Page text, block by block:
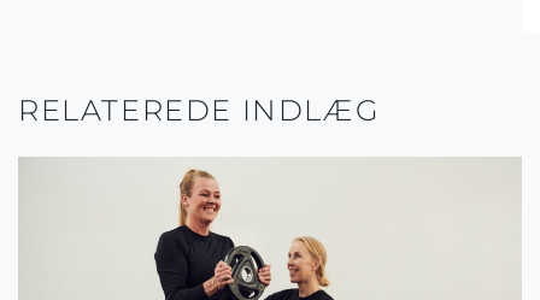
RELATEREDE INDLÆG